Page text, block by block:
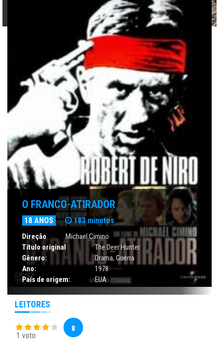
O FRANCO-ATIRADOR
18 ANOS 183 minutos
Direção
Michael Cimino
Título original
The Deer Hunter
Gênero:
Drama, Guerra
Ano:
1978
País de origem:
EUA
LEITORES
1 voto
8